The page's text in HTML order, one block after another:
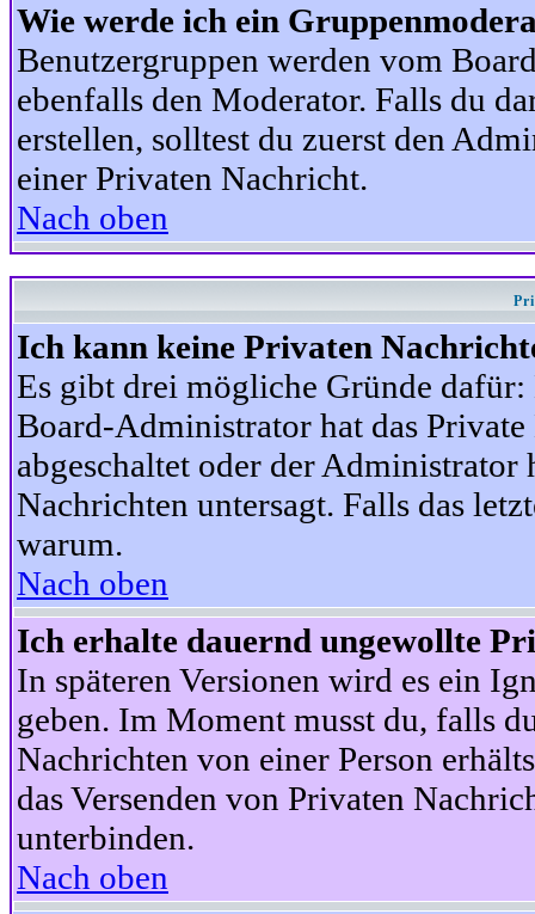
Wie werde ich ein
Benutzergruppen werden vom
ebenfalls den Moderator. Falls du
erstellen, solltest du zuerst den
einer Privaten Nachricht.
Nach oben
Ich kann keine Privaten
Es gibt drei mögliche Gründe
Board-Administrator hat das
abgeschaltet oder der
Nachrichten untersagt. Falls das
warum.
Nach oben
Ich erhalte dauernd ungewollte
In späteren Versionen wird es ein
geben. Im Moment musst du, falls
Nachrichten von einer Person
das Versenden von Privaten
unterbinden.
Nach oben